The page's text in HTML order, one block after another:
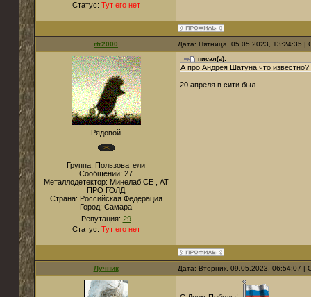
Статус: Тут его нет
rtr2000 Дата: Пятница, 05.05.2023, 13:24:35
Рядовой
Группа: Пользователи
Сообщений: 27
Металлодетектор: Минелаб СЕ , АТ
ПРО ГОЛД
Страна: Российская Федерация
Город: Самара
Репутация: 29
Статус: Тут его нет
писал(а):
А про Андрея Шатуна что известно?
20 апреля в сити был.
Лучник Дата: Вторник, 09.05.2023, 06:54:07